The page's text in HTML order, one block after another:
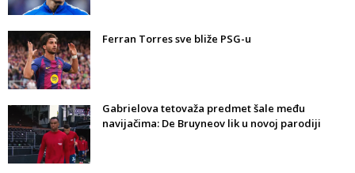
Ferran Torres sve bliže PSG-u
Gabrielova tetovaža predmet šale među
navijačima: De Bruyneov lik u novoj parodiji